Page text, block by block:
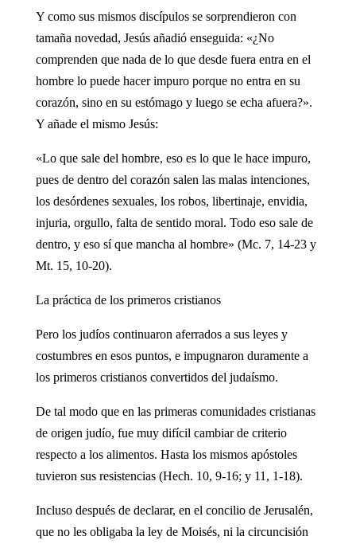
Y como sus mismos discípulos se sorprendieron con
tamaña novedad, Jesús añadió enseguida: «¿No
comprenden que nada de lo que desde fuera entra en el
hombre lo puede hacer impuro porque no entra en su
corazón, sino en su estómago y luego se echa afuera?».
Y añade el mismo Jesús:
«Lo que sale del hombre, eso es lo que le hace impuro,
pues de dentro del corazón salen las malas intenciones,
los desórdenes sexuales, los robos, libertinaje, envidia,
injuria, orgullo, falta de sentido moral. Todo eso sale de
dentro, y eso sí que mancha al hombre» (Mc. 7, 14-23 y
Mt. 15, 10-20).
La práctica de los primeros cristianos
Pero los judíos continuaron aferrados a sus leyes y
costumbres en esos puntos, e impugnaron duramente a
los primeros cristianos convertidos del judaísmo.
De tal modo que en las primeras comunidades cristianas
de origen judío, fue muy difícil cambiar de criterio
respecto a los alimentos. Hasta los mismos apóstoles
tuvieron sus resistencias (Hech. 10, 9-16; y 11, 1-18).
Incluso después de declarar, en el concilio de Jerusalén,
que no les obligaba la ley de Moisés, ni la circuncisión